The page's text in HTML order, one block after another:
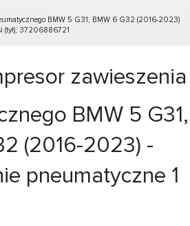
BMW 5 G31, BMW 6 G32 (2016-2023)
(tył), 37206886721
zawieszenia
BMW 5 G31,
(2016-2023) -
pneumatyczne 1